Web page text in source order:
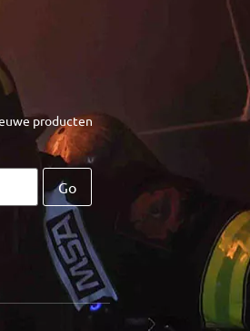
producten